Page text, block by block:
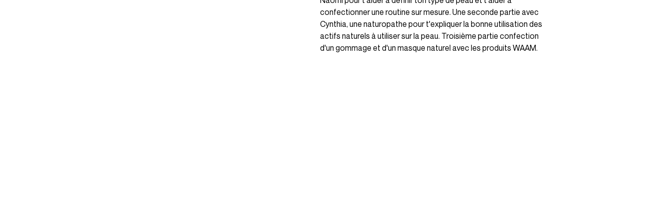
confectionner une routine sur mesure. Une seconde partie avec
Cynthia, une naturopathe pour t'expliquer la bonne utilisation des
actifs naturels à utiliser sur la peau. Troisième partie confection
d'un gommage et d'un masque naturel avec les produits WAAM.